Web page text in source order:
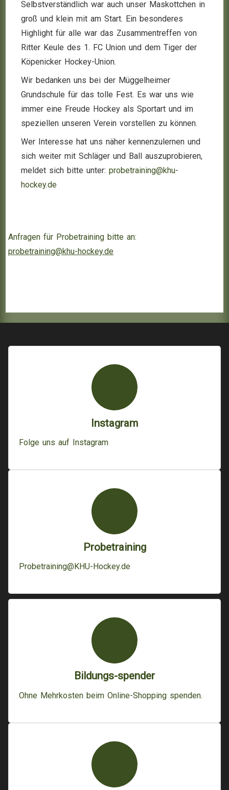
Selbstverständlich war auch unser Maskottchen in
groß und klein mit am Start. Ein besonderes
Highlight für alle war das Zusammentreffen von
Ritter Keule des 1. FC Union und dem Tiger der
Köpenicker Hockey-Union.
Wir bedanken uns bei der Müggelheimer
Grundschule für das tolle Fest. Es war uns wie
immer eine Freude Hockey als Sportart und im
speziellen unseren Verein vorstellen zu können.
Wer Interesse hat uns näher kennenzulernen und
sich weiter mit Schläger und Ball auszuprobieren,
meldet sich bitte unter:probetraining@khu-
hockey.de
Anfragen für Probetraining bitte an:
probetraining@khu-hockey.de
Instagram
Folge uns auf Instagram
Probetraining
Probetraining@KHU-Hockey.de
Bildungs-spender
Ohne Mehrkosten beim Online-Shopping spenden.